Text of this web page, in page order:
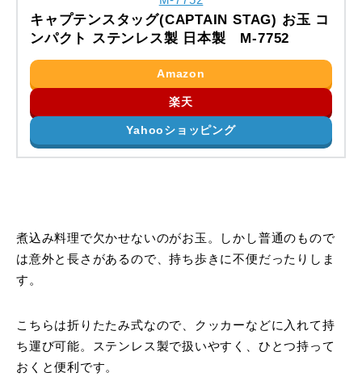
キャプテンスタッグ(CAPTAIN STAG) お玉 コ
ンパクト ステンレス製 日本製 M-7752
Amazon
楽天
Yahooショッピング
煮込み料理で欠かせないのがお玉。しかし普通のもので
は意外と長さがあるので、持ち歩きに不便だったりしま
す。
こちらは折りたたみ式なので、クッカーなどに入れて持
ち運び可能。ステンレス製で扱いやすく、ひとつ持って
おくと便利です。